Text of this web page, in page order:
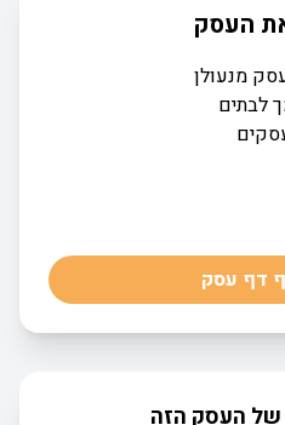
העסק
דף עסק
של העסק הזה